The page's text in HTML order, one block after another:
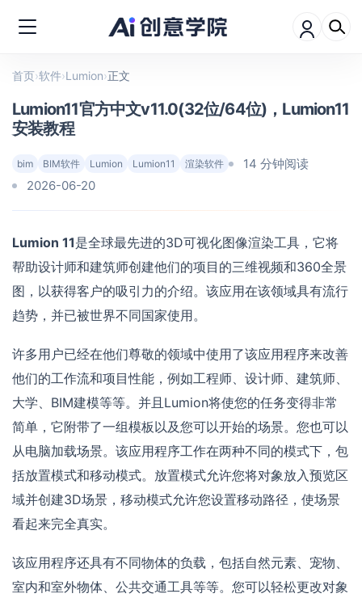
首页›软件›Lumion›正文
Lumion11官方中文v11.0(32位/64位)，Lumion11
安装教程
bim BIM软件 Lumion Lumion11 渲染软件
14 分钟阅读
2026-06-20
Lumion 11是全球最先进的3D可视化图像渲染工具，它将
帮助设计师和建筑师创建他们的项目的三维视频和360全景
图，以获得客户的吸引力的介绍。该应用在该领域具有流行
趋势，并已被世界不同国家使用。
许多用户已经在他们尊敬的领域中使用了该应用程序来改善
他们的工作流和项目性能，例如工程师、设计师、建筑师、
大学、BIM建模等等。并且Lumion将使您的任务变得非常
简单，它附带了一组模板以及您可以开始的场景。您也可以
从电脑加载场景。该应用程序工作在两种不同的模式下，包
括放置模式和移动模式。放置模式允许您将对象放入预览区
域并创建3D场景，移动模式允许您设置移动路径，使场景
看起来完全真实。
该应用程序还具有不同物体的负载，包括自然元素、宠物、
室内和室外物体、公共交通工具等等。您可以轻松更改对象